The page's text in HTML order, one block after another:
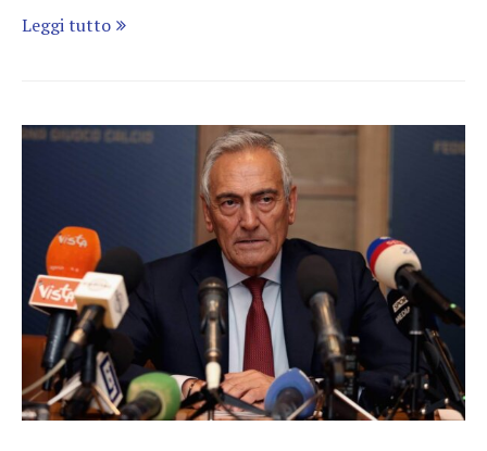
Leggi tutto